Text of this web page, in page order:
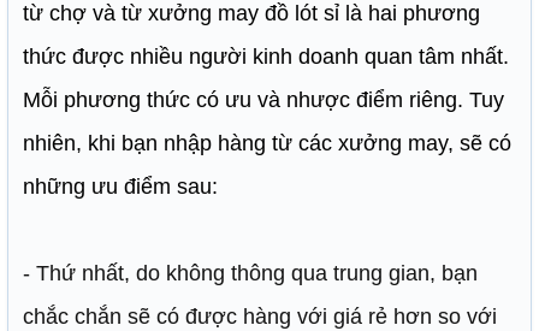
từ chợ và từ xưởng may đồ lót sỉ là hai phương
thức được nhiều người kinh doanh quan tâm nhất.
Mỗi phương thức có ưu và nhược điểm riêng. Tuy
nhiên, khi bạn nhập hàng từ các xưởng may, sẽ có
những ưu điểm sau:
- Thứ nhất, do không thông qua trung gian, bạn
chắc chắn sẽ có được hàng với giá rẻ hơn so với